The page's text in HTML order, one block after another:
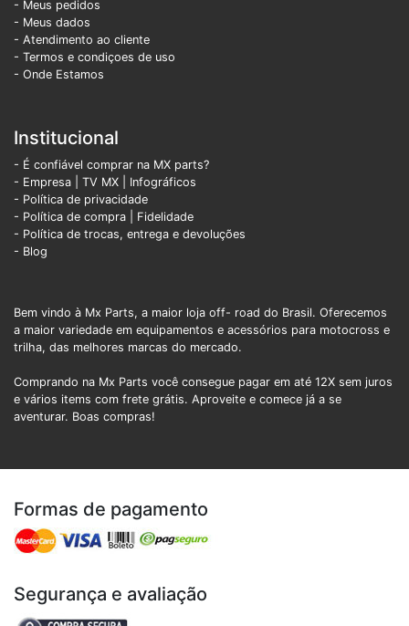
- Meus pedidos
- Meus dados
- Atendimento ao cliente
- Termos e condiçoes de uso
- Onde Estamos
Institucional
- É confiável comprar na MX parts?
- Empresa
TV MX
Infográficos
- Política de privacidade
- Política de compra | Fidelidade
- Política de trocas, entrega e devoluções
- Blog
Bem vindo à Mx Parts, a maior loja off- road do Brasil. Oferecemos
a maior variedade em equipamentos e acessórios para motocross e
trilha, das melhores marcas do mercado.
Comprando na Mx Parts você consegue pagar em até 12X sem juros
e vários items com frete grátis. Aproveite e comece já a se
aventurar. Boas compras!
Formas de pagamento
Segurança e avaliação